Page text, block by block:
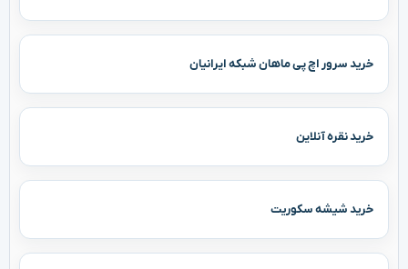
خرید سرور اچ پی ماهان شبکه ایرانیان
خرید نقره آنلاین
خرید شیشه سکوریت